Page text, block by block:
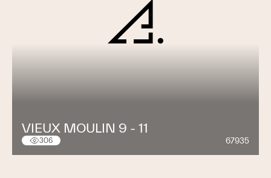
VIEUX MOULIN 9 - 11
306 67935